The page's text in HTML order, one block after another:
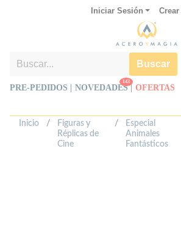
Iniciar Sesión
Buscar
PRE-PEDIDOS | NOVEDADES
143
| OFERTAS
Inicio /
Figuras y
Réplicas de
Cine
/
Especial
Animales
Fantásticos